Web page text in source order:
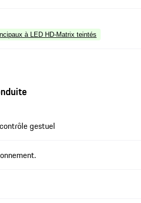
à LED HD-Matrix teintés
gestuel